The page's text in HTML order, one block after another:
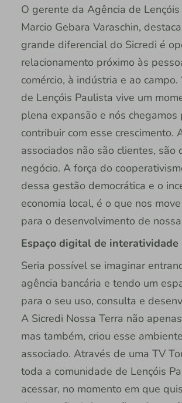
O gerente da Agência de
Marcio Gebara Varaschin,
grande diferencial do Sicredi é
relacionamento próximo às
comércio, à indústria e ao campo.
de Lençóis Paulista vive um
plena expansão e nós chegamos
contribuir com esse crescimento.
associados não são clientes, são
negócio. A força do
dessa gestão democrática e o
economia local, é o que nos
para o desenvolvimento de nossa
Espaço digital de interatividade
Seria possível se imaginar
agência bancária e tendo um
para o seu uso, consulta e
A Sicredi Nossa Terra não
mas também, criou esse
associado. Através de uma TV
toda a comunidade de Lençóis
acessar, no momento em que